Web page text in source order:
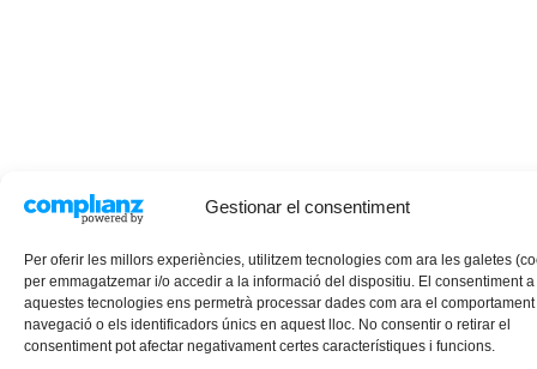
Gestionar el consentiment
Per oferir les millors experiències, utilitzem tecnologies com ara les galetes
per emmagatzemar i/o accedir a la informació del dispositiu. El consentiment a
aquestes tecnologies ens permetrà processar dades com ara el
navegació o els identificadors únics en aquest lloc. No consentir o retirar el
consentiment pot afectar negativament certes característiques i funcions.